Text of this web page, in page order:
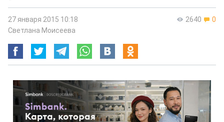
2640 0
27 января 2015 10:18
Светлана Моисеева